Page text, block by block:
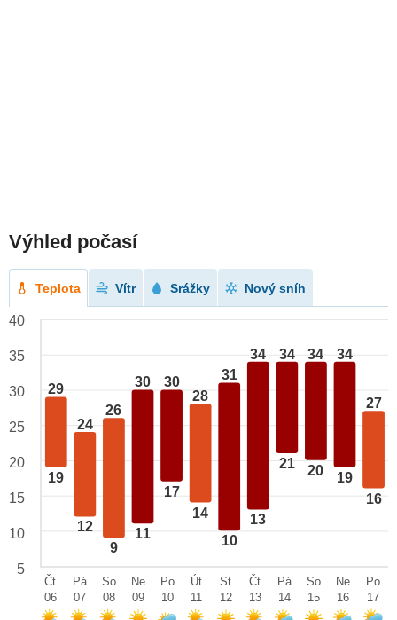
Výhled počasí
Teplota Vítr Srážky Nový sníh
29
19
24
12
26
9
30
11
30
17
28
14
31
10
34
13
34
21
34
20
34
19
27
16
40
35
30
25
20
15
10
5
Čt
06
Pá
07
So
08
Ne
09
Po
10
Út
11
St
12
Čt
13
Pá
14
So
15
Ne
16
Po
17